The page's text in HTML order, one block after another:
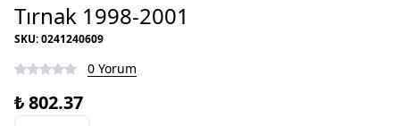
Tırnak 1998-2001
SKU:0241240609
0 Yorum
₺ 802.37